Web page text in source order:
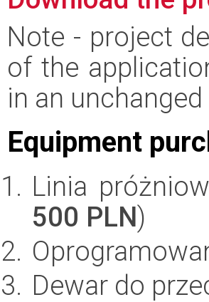
Note - project
of the
in an
Equipment
Linia
500 PLN)
Dewar do